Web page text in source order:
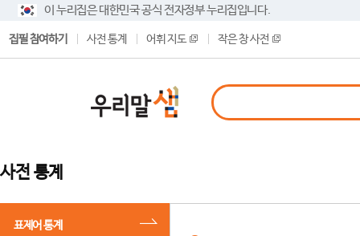
이 누리집은 대한민국 공식 전자정부 누리집입니다.
집필 참여하기 사전 통계 어휘 지도 작은 창 사전
사전 통계
표제어 통계